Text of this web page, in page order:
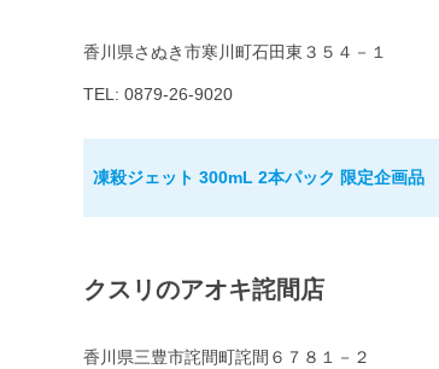
香川県さぬき市寒川町石田東３５４－１
TEL: 0879-26-9020
凍殺ジェット 300mL 2本パック 限定企画品
クスリのアオキ詫間店
香川県三豊市詫間町詫間６７８１－２